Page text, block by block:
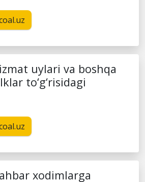
uylari va boshqa
to‘g‘risidagi
xodimlarga